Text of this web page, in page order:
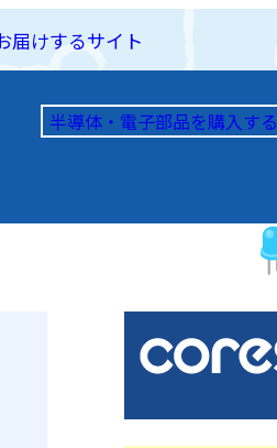
届けするサイト
半導体・電子部品を購入する